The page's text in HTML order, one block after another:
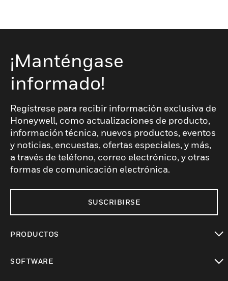
¡Manténgase
informado!
Regístrese para recibir información exclusiva de
Honeywell, como actualizaciones de producto,
información técnica, nuevos productos, eventos
y noticias, encuestas, ofertas especiales, y más,
a través de teléfono, correo electrónico, y otras
formas de comunicación electrónica.
SUSCRIBIRSE
PRODUCTOS
SOFTWARE